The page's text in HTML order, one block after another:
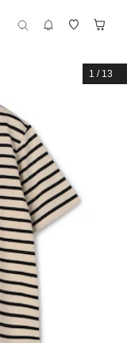
1 / 13